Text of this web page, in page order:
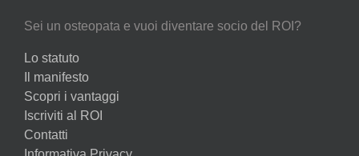
Sei un osteopata e vuoi diventare socio del ROI?
Lo statuto
Il manifesto
Scopri i vantaggi
Iscriviti al ROI
Contatti